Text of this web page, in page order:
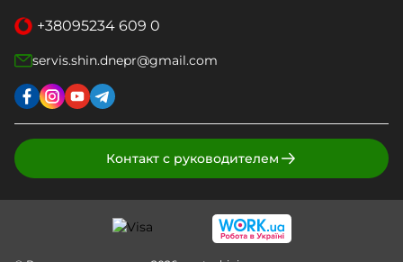
+38095234 609 0
servis.shin.dnepr@gmail.com
Контакт с руководителем